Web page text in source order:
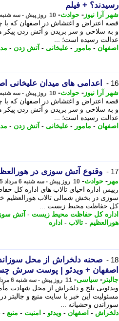
رسیدند؟ + فیلم
شهر آرا نیوز - حوادث- 10 روز پیش - سه شنبه 6 مرداد 1405، 19:52
قصه اعتراض و اغتشاش در اصفهان که با
و به سلاخی و سر بریدن و آتش زدن پیکر
عدالت رسیده است؛ ...
اصفهان - مامور - علیخانی - آتش زدن -
16 - اعدامی های میدان علیخانی
شهر آرا نیوز - حوادث- 10 روز پیش - سه شنبه 6 مرداد 1405، 19:47
قصه اعتراض و اغتشاش در اصفهان که با
و به سلاخی و سر بریدن و آتش زدن پیکر
عدالت رسیده است؛ ...
اصفهان - مامور - علیخانی - آتش زدن -
17 - وقنوع آتش سوزی در
مهر - حوادث- 10 روز پیش - سه شنبه 6 مرداد 1405، 15:30
رییس اداره احیای تالاب های اداره
سوزی در بخش شمالی تالاب هورالعظیم
کل حفاظت محیط زیست ...
اداره کل حفاظت محیط زیست - آتش
هورالعظیم - تالاب - اداره
18 -
اصفهان + ویدئو | پوست سرش
جالبتر - سیاسی- 11 روز پیش - سه شنبه 6 مرداد 1405، 14:07
ویدئویی تلخ و دلخراش از محل شهادت
مسئولیت این خبر با سایت منبع و
سوزاندن وحشیانه ...
دلخراش - اصفهان - ویدئو - امنیت - منبع -